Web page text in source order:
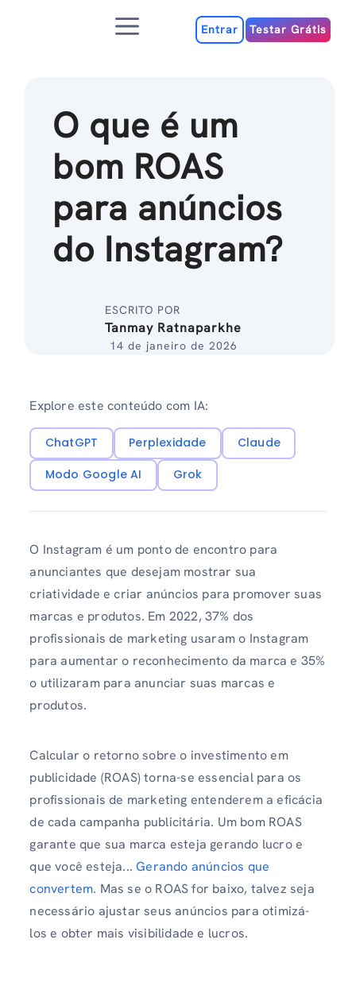
MenuEntrar Testar Grátis
O que é um
bom ROAS
para anúncios
do Instagram?
ESCRITO POR
Tanmay Ratnaparkhe
14 de janeiro de 2026
Explore este conteúdo com IA:
ChatGPT Perplexidade
Claude
Modo Google AI
Grok
O Instagram é um ponto de encontro para
anunciantes que desejam mostrar sua
criatividade e criar anúncios para promover suas
marcas e produtos. Em 2022, 37% dos
profissionais de marketing usaram o Instagram
para aumentar o reconhecimento da marca e 35%
o utilizaram para anunciar suas marcas e
produtos.
Calcular o retorno sobre o investimento em
publicidade (ROAS) torna-se essencial para os
profissionais de marketing entenderem a eficácia
de cada campanha publicitária. Um bom ROAS
garante que sua marca esteja gerando lucro e
que você esteja...Gerando anúncios que
convertem. Mas se o ROAS for baixo, talvez seja
necessário ajustar seus anúncios para otimizá-
los e obter mais visibilidade e lucros.